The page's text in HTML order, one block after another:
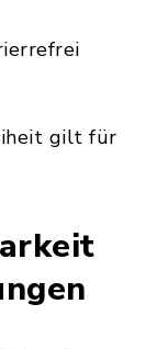
gilt für